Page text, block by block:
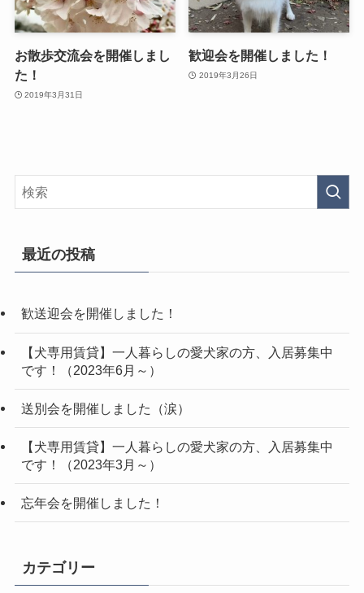
お散歩交流会を開催しまし
た！
2019年3月31日
歓迎会を開催しました！
2019年3月26日
最近の投稿
歓送迎会を開催しました！
【犬専用賃貸】一人暮らしの愛犬家の方、入居募集中
です！（2023年6月～）
送別会を開催しました（涙）
【犬専用賃貸】一人暮らしの愛犬家の方、入居募集中
です！（2023年3月～）
忘年会を開催しました！
カテゴリー